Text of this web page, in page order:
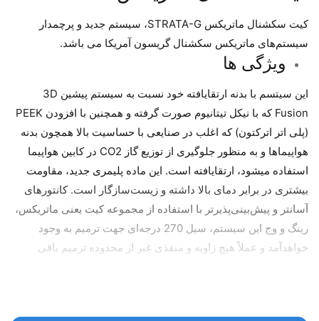
کیت سکشنال ماتریکس STRATA-G، سیستم جدید و پرچمدار
سیستم‌های ماتریکس سکشنال گریسون آمریکا می باشد.
ویژگی ها
این سیتسم با بدنه ارتقایافته خود نسبت به سیستم پیشین 3D
Fusion که با نیکل تیتانیوم صورت گرفته و همچنین با افزودن PEEK
(پلی اتر اترکتون) که اغلب در صنایعی با حساسیت بالا همچون بدنه
هواپیماها و به منظور جلوگیری از توزیع گاز CO2 در کابین هواپیما
استفاده میشود، ارتقایافته است. این ماده پلیمری جدید، مقاومت
بیشتری در برابر دمای بالا داشته و زیست‌سازگار است. کانتورهای
آسانتر و پیش‌بینی‌پذیرتر با استفاده از مجموعه کیت یعنی ماتریکس،
رینگ و وج این سیستم، سیل 270 درجه‌ای جهت ترمیم به وجود
خواهدآمد و عملاً هیچ زاویه و منفذی غیر از محدوده ترمیم باقی